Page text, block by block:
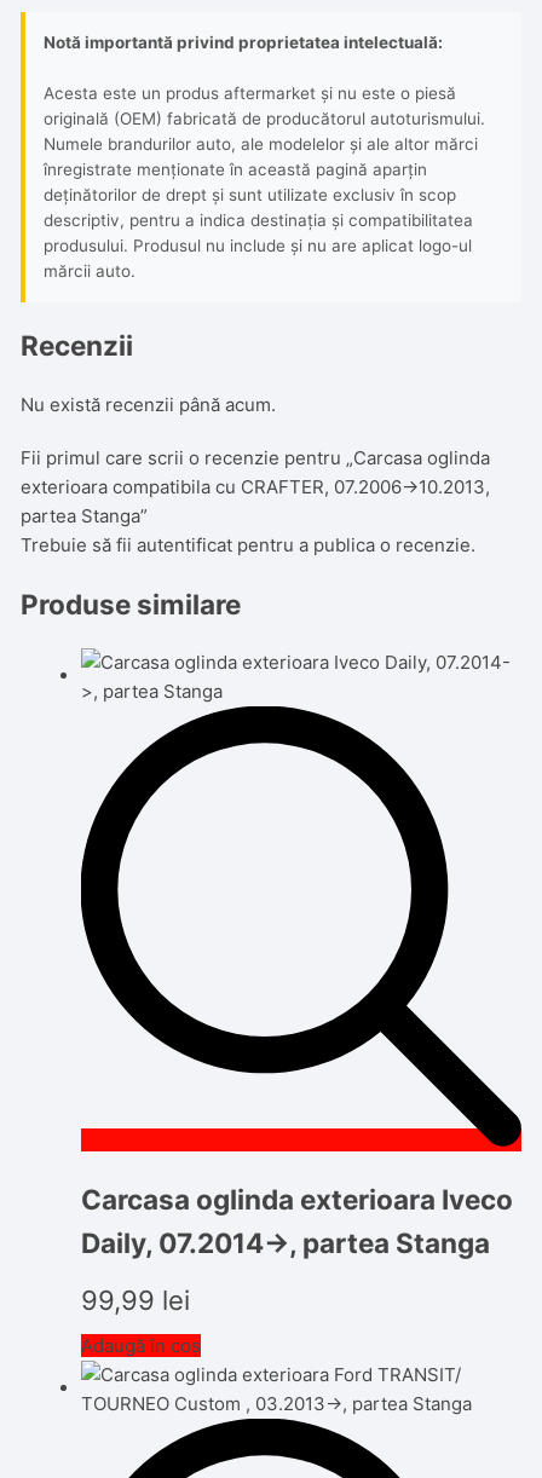
Notă importantă privind proprietatea intelectuală:
Acesta este un produs aftermarket și nu este o piesă
originală (OEM) fabricată de producătorul autoturismului.
Numele brandurilor auto, ale modelelor și ale altor mărci
înregistrate menționate în această pagină aparțin
deținătorilor de drept și sunt utilizate exclusiv în scop
descriptiv, pentru a indica destinația și compatibilitatea
produsului. Produsul nu include și nu are aplicat logo-ul
mărcii auto.
Recenzii
Nu există recenzii până acum.
Fii primul care scrii o recenzie pentru „Carcasa oglinda
exterioara compatibila cu CRAFTER, 07.2006->10.2013,
partea Stanga”
Trebuie să fiiautentificat pentru a publica o recenzie.
Produse similare
Carcasa oglinda exterioara Iveco
Daily, 07.2014->, partea Stanga
99,99 lei
Adaugă în coș